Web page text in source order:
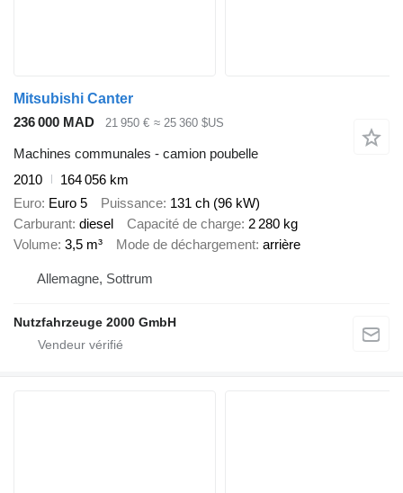
Mitsubishi Canter
236 000 MAD
21 950 € ≈ 25 360 $US
Machines communales - camion poubelle
2010
164 056 km
Euro Euro 5 Puissance 131 ch (96 kW)
Carburant diesel Capacité de charge 2 280 kg
Volume 3,5 m³ Mode de déchargement arrière
Allemagne, Sottrum
Nutzfahrzeuge 2000 GmbH